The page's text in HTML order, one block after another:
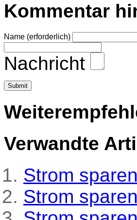
Kommentar
Name (erforderlich)
Nachricht
Verwandte
Strom
Strom